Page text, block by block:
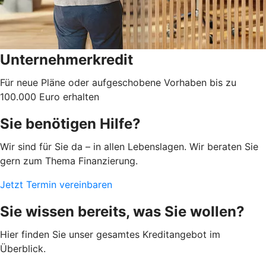
Unternehmerkredit
Für neue Pläne oder aufgeschobene Vorhaben bis zu
100.000 Euro erhalten
Sie benötigen Hilfe?
Wir sind für Sie da – in allen Lebenslagen. Wir beraten Sie
gern zum Thema Finanzierung.
Jetzt Termin vereinbaren
Sie wissen bereits, was Sie wollen?
Hier finden Sie unser gesamtes Kreditangebot im
Überblick.